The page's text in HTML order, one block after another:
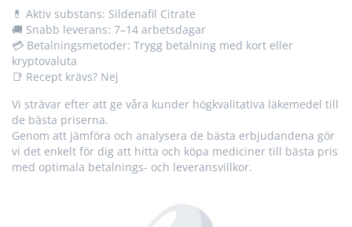
💊 Aktiv substans: Sildenafil Citrate
🚚 Snabb leverans: 7–14 arbetsdagar
💳 Betalningsmetoder: Trygg betalning med kort eller
kryptovaluta
📑 Recept krävs? Nej
Vi strävar efter att ge våra kunder högkvalitativa läkemedel till
de bästa priserna.
Genom att jämföra och analysera de bästa erbjudandena gör
vi det enkelt för dig att hitta och köpa mediciner till bästa pris
med optimala betalnings- och leveransvillkor.